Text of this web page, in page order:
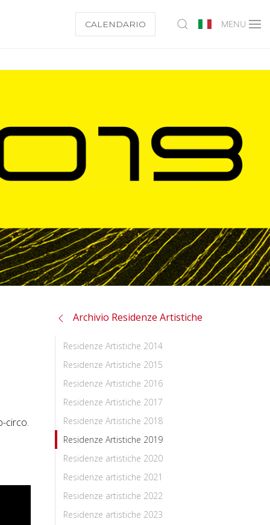
CALENDARIO MENU
circo.
Archivio Residenze Artistiche
Residenze Artistiche 2014
Residenze Artistiche 2015
Residenze Artistiche 2016
Residenze Artistiche 2017
Residenze Artistiche 2018
Residenze Artistiche 2019
Residenze artistiche 2020
Residenze artistiche 2021
Residenze artistiche 2022
Residenze artistiche 2023